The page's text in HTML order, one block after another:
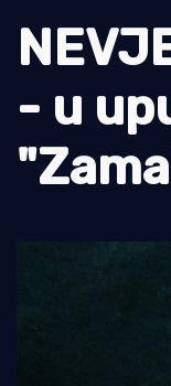
Tradicija i kultura
- u